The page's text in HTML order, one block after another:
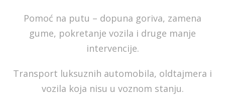
Pomoć na putu – dopuna goriva, zamena
gume, pokretanje vozila i druge manje
intervencije.
Transport luksuznih automobila, oldtajmera i
vozila koja nisu u voznom stanju.